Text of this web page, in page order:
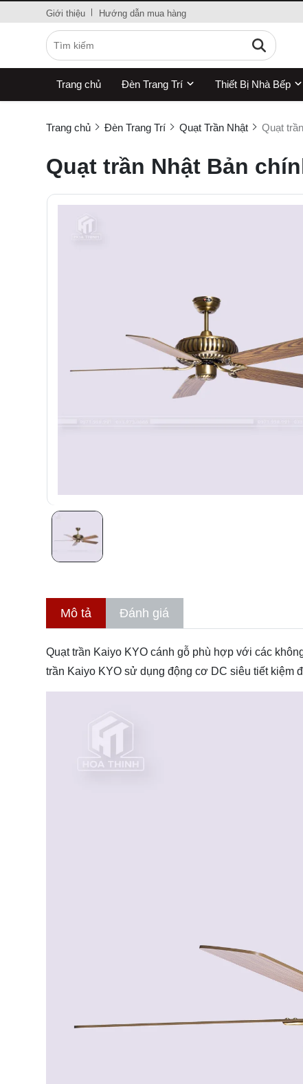
Giới thiệu Hướng dẫn mua hàng
Trang chủ Đèn Trang Trí Thiết Bị Nhà Bếp
Trang chủ Đèn Trang Trí Quạt Trần Nhật Quạt
Quạt trần Nhật Bản
Mô tả Đánh giá
Quạt trần Kaiyo KYO cánh gỗ phù hợp với các
trần Kaiyo KYO sử dụng động cơ DC siêu tiết kiệm